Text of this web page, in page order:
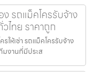
รถแม็คโครรับจ้าง
ไทย ราคาถูก
ให้เช่า รถแม็คโครรับจ้าง
มงานที่มีประส